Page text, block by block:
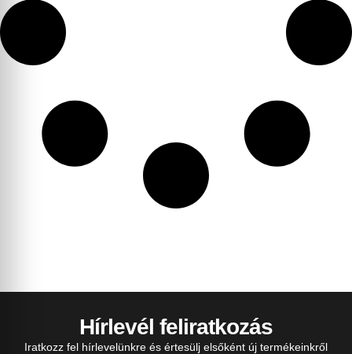
Hírlevél feliratkozás
Iratkozz fel hírlevelünkre és értesülj elsőként új termékeinkről